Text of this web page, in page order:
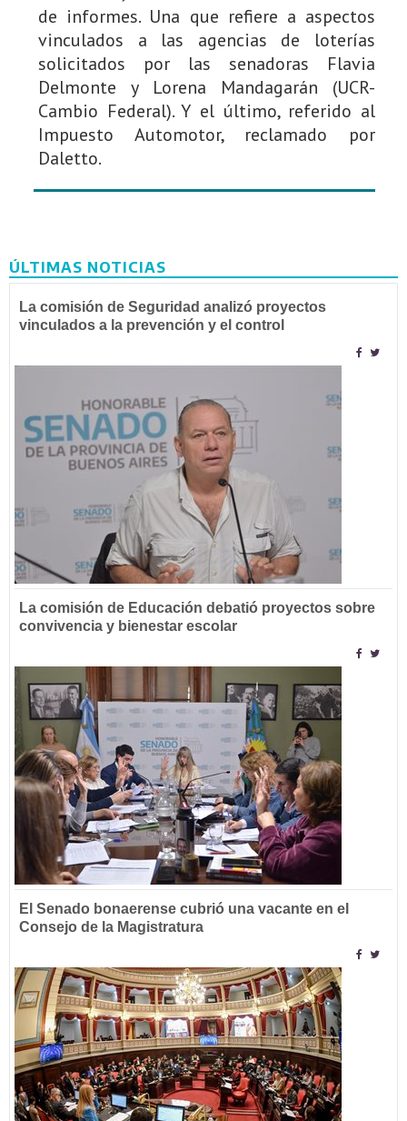
de informes. Una que refiere a aspectos
vinculados a las agencias de loterías
solicitados por las senadoras Flavia
Delmonte y Lorena Mandagarán (UCR-
Cambio Federal). Y el último, referido al
Impuesto Automotor, reclamado por
Daletto.
ÚLTIMAS NOTICIAS
La comisión de Seguridad analizó proyectos
vinculados a la prevención y el control
La comisión de Educación debatió proyectos sobre
convivencia y bienestar escolar
El Senado bonaerense cubrió una vacante en el
Consejo de la Magistratura